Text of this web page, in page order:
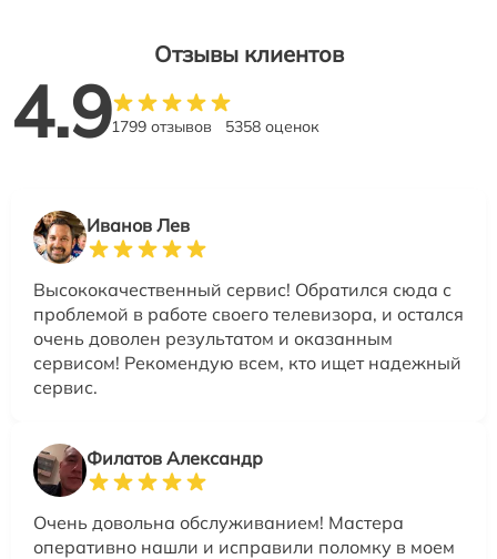
Отзывы клиентов
4.91799 отзывов 5358 оценок
Иванов Лев
Высококачественный сервис! Обратился сюда с
проблемой в работе своего телевизора, и остался
очень доволен результатом и оказанным
сервисом! Рекомендую всем, кто ищет надежный
сервис.
Филатов Александр
Очень довольна обслуживанием! Мастера
оперативно нашли и исправили поломку в моем